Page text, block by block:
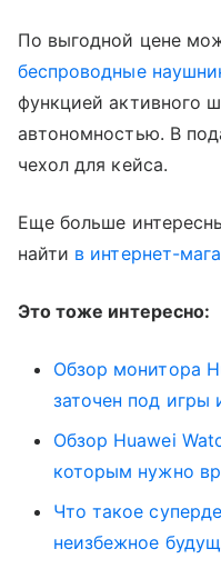
По выгодной цене
беспроводные
функцией активного
автономностью. В
чехол для кейса.
Еще больше
найти в интернет-
Это тоже интересно:
Обзор монитора
заточен под игры
Обзор Huawei
которым нужно
Что такое
неизбежное